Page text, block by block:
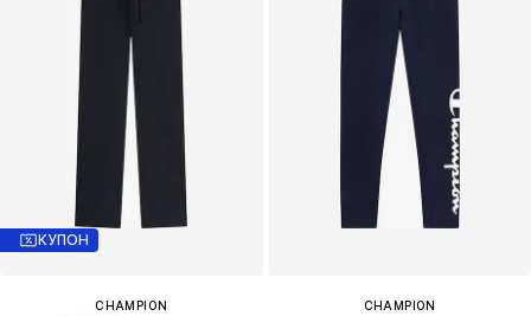
КУПОН
CHAMPION CHAMPION